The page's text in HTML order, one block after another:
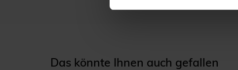
Das könnte Ihnen auch gefallen